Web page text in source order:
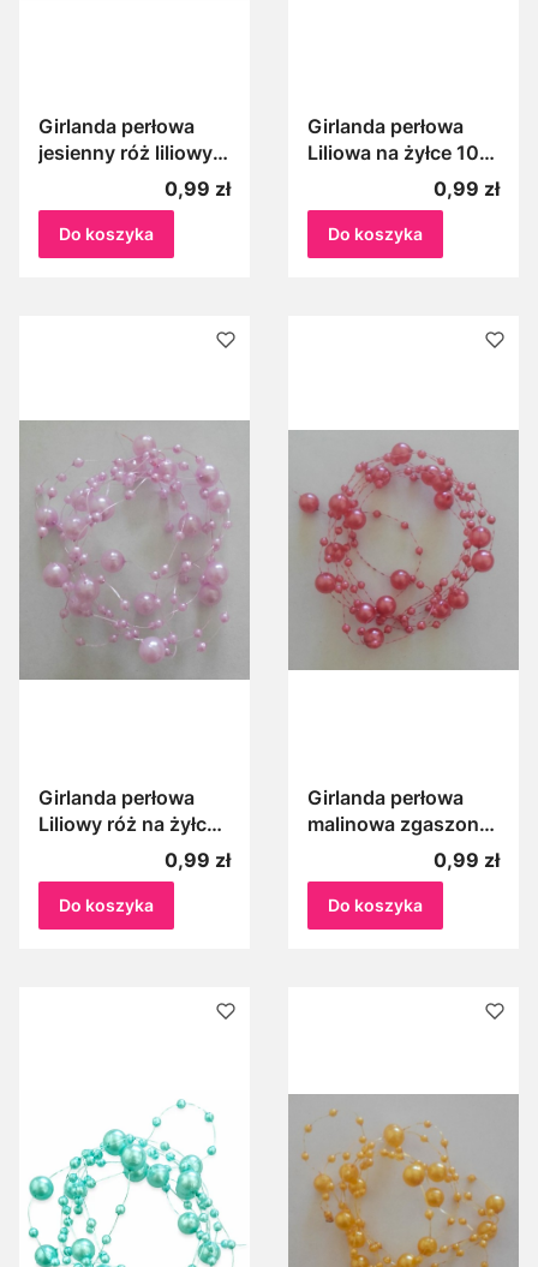
Girlanda perłowa
jesienny róż liliowy
na żyłce 100 cm
perełki różowe 1 m
Cena
0,99 zł
Do koszyka
Girlanda perłowa
Liliowa na żyłce 100
cm Perełki na żyłce
liliowe 1m
Cena
0,99 zł
Do koszyka
Girlanda perłowa
Liliowy róż na żyłce,
Perełki na żyłce
liliowe, pudrowe 1m
Cena
0,99 zł
Do koszyka
Girlanda perłowa
malinowa zgaszona
na żyłce, Perełki na
żyłce zgaszone
malinowe 1m
Cena
0,99 zł
Do koszyka